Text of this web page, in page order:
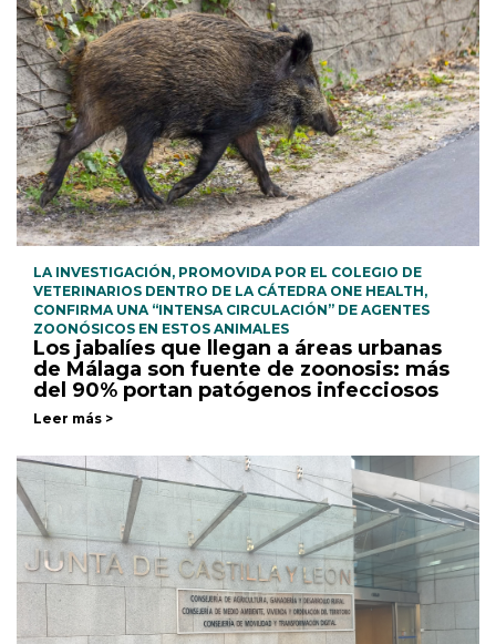
LA INVESTIGACIÓN, PROMOVIDA POR EL COLEGIO DE
VETERINARIOS DENTRO DE LA CÁTEDRA ONE HEALTH,
CONFIRMA UNA “INTENSA CIRCULACIÓN” DE AGENTES
ZOONÓSICOS EN ESTOS ANIMALES
Los jabalíes que llegan a áreas urbanas
de Málaga son fuente de zoonosis: más
del 90% portan patógenos infecciosos
Leer más >